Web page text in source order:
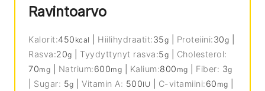
Ravintoarvo
Kalorit:450 kcal Hiilihydraatit:35g Proteiini:30g
Rasva:20g Tyydyttynyt rasva:5g
Cholesterol:
70mg Natrium:600mg Kalium:800 mg Fiber: 3g
Sugar: 5g |Vitamin A: 500IU C-vitamiini:60 mg